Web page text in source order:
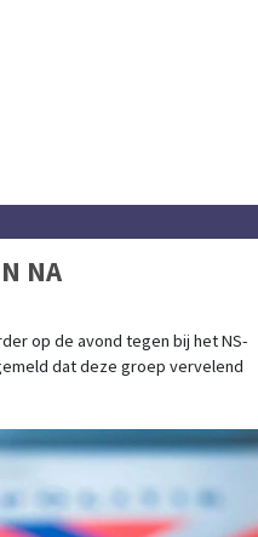
NA
op de avond tegen bij het NS-
dat deze groep vervelend